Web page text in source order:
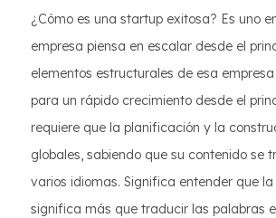
¿Cómo es una startup exitosa? Es uno
empresa piensa en escalar desde el
elementos estructurales de esa
para un rápido crecimiento desde el
requiere que la planificación y la
globales, sabiendo que su contenido se
varios idiomas. Significa entender que
significa más que traducir las palabras